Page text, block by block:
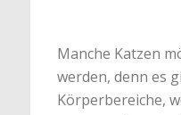
Manche Katzen
werden, denn es
Körperbereiche,